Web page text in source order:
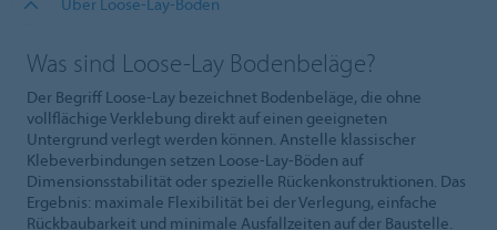
Was sind Loose-Lay Bodenbeläge?
Der Begriff Loose-Lay bezeichnet Bodenbeläge, die ohne
vollflächige Verklebung direkt auf einen geeigneten
Untergrund verlegt werden können. Anstelle klassischer
Klebeverbindungen setzen Loose-Lay-Böden auf
Dimensionsstabilität oder spezielle Rückenkonstruktionen. Das
Ergebnis: maximale Flexibilität bei der Verlegung, einfache
Rückbaubarkeit und minimale Ausfallzeiten auf der Baustelle.